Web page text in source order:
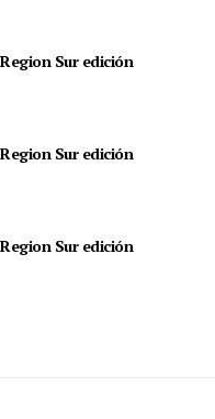
Sur edición
Sur edición
Sur edición